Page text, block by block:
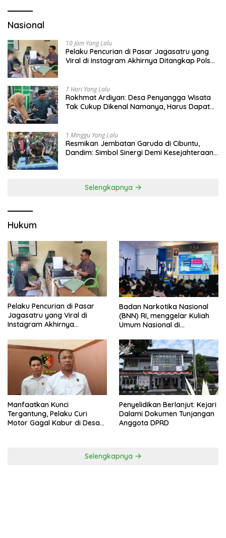
Nasional
10 Jam Yang Lalu
Pelaku Pencurian di Pasar Jagasatru yang
Viral di Instagram Akhirnya Ditangkap Polsek
7 Hari Yang Lalu
Rokhmat Ardiyan: Desa Penyangga Wisata
Tak Cukup Dikenal Namanya, Harus Dapat
1 Minggu Yang Lalu
Resmikan Jembatan Garuda di Cibuntu,
Dandim: Simbol Sinergi Demi Kesejahteraan
Selengkapnya
Hukum
Pelaku Pencurian di Pasar
Jagasatru yang Viral di
Instagram Akhirnya
Badan Narkotika Nasional
(BNN) RI, menggelar Kuliah
Umum Nasional di
Manfaatkan Kunci
Tergantung, Pelaku Curi
Motor Gagal Kabur di Desa
Penyelidikan Berlanjut: Kejari
Dalami Dokumen Tunjangan
Anggota DPRD
Selengkapnya